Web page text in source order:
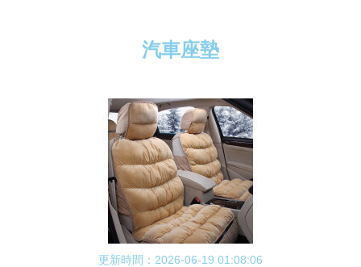
汽車座墊
更新時間：2026-06-19 01:08:06